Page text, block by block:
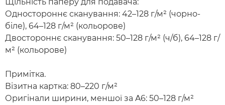
Одностороннє сканування: 42–128 г/м² (чорно-
біле), 64–128 г/м² (кольорове)
Двостороннє сканування: 50–128 г/м² (ч/б), 64–128 г/
м² (кольорове)
Примітка.
Візитна картка: 80–220 г/м²
Оригінали ширини, меншої за A6: 50–128 г/м²